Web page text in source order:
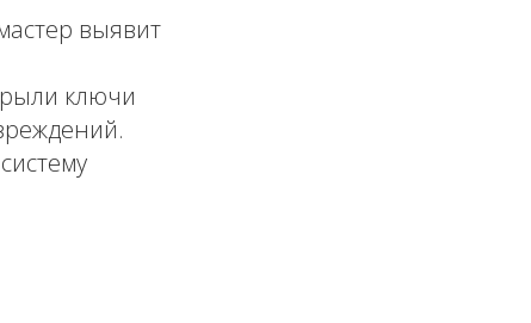
выявит
ключи